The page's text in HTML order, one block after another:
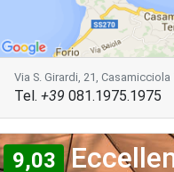
Via S. Girardi, 21, Casamicciola
Tel. +39 081.1975.1975
9,03